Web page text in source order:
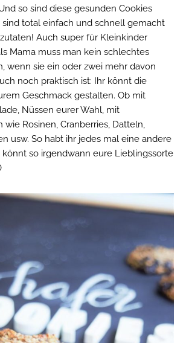
so sind diese gesunden Cookies
total einfach und schnell gemacht
Auch super für Kleinkinder
Mama muss man kein schlechtes
wenn sie ein oder zwei mehr davon
noch praktisch ist: Ihr könnt die
Geschmack gestalten. Ob mit
Nüssen eurer Wahl, mit
wie Rosinen, Cranberries, Datteln,
usw. So habt ihr jedes mal eine andere
so irgendwann eure Lieblingssorte